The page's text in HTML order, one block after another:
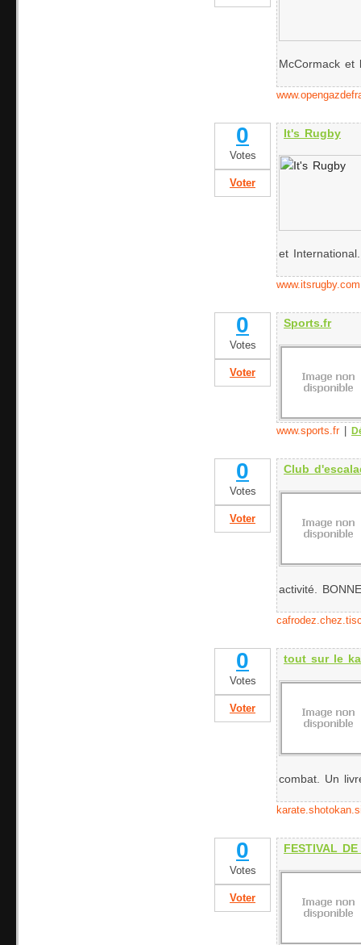
McCormack
0
Votes
Voter
It's Rugby
et International.
www.itsrugby.com
0
Votes
Voter
Sports.fr
www.sports.fr|
0
Votes
Voter
Club
activité.
0
Votes
Voter
tout sur le
combat. Un
0
Votes
Voter
FESTIVAL